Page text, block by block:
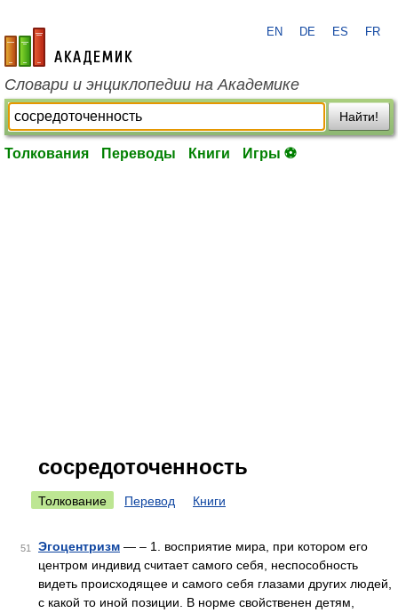
academic.ru
EN DE ES FR
Словари и энциклопедии на Академике
Найти!
Толкования Переводы Книги Игры ⚽
сосредоточенность
Толкование Перевод Книги
51 Эгоцентризм — – 1. восприятие мира, при котором его
центром индивид считает самого себя, неспособность
видеть происходящее и самого себя глазами других людей,
с какой то иной позиции. В норме свойственен детям,